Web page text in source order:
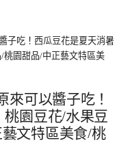
子吃！西瓜豆花是夏天消暑
桃園甜品/中正藝文特區美
來可以醬子吃！
園豆花/水果豆
文特區美食/桃